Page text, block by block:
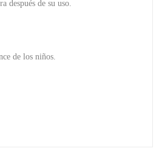
después de su uso.
de los niños.